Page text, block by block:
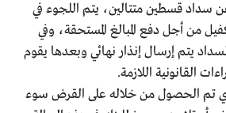
سداد قسطين متتالين، يتم اللجوء في
من أجل دفع المبالغ المستحقة، وفي
يتم إرسال إنذار نهائي وبعدها يقوم
القانونية اللازمة.
تم الحصول من خلاله على القرض سوء